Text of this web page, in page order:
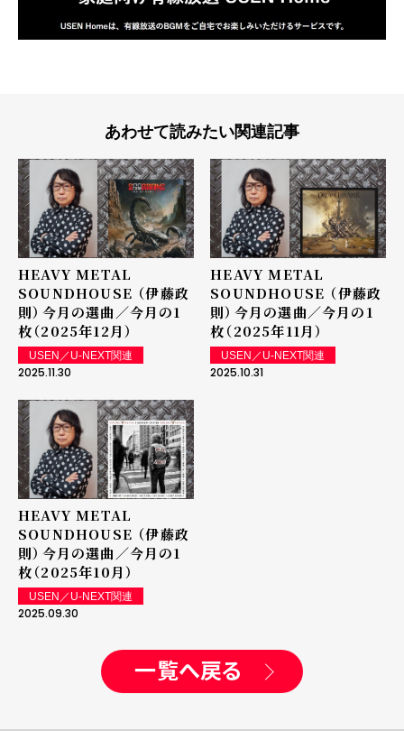
あわせて読みたい関連記事
HEAVY METAL
SOUNDHOUSE （伊藤政
則）――今月の選曲／今月の1
枚（2025年12月）
USEN／U-NEXT関連
2025.11.30
HEAVY METAL
SOUNDHOUSE （伊藤政
則）――今月の選曲／今月の1
枚（2025年11月）
USEN／U-NEXT関連
2025.10.31
HEAVY METAL
SOUNDHOUSE （伊藤政
則）――今月の選曲／今月の1
枚（2025年10月）
USEN／U-NEXT関連
2025.09.30
一覧へ戻る